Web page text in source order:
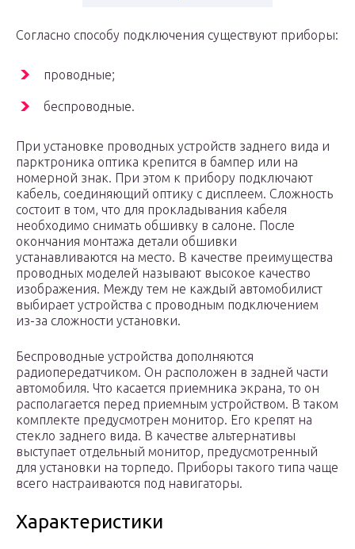
Согласно способу подключения существуют приборы:
проводные;
беспроводные.
При установке проводных устройств заднего вида и
парктроника оптика крепится в бампер или на
номерной знак. При этом к прибору подключают
кабель, соединяющий оптику с дисплеем. Сложность
состоит в том, что для прокладывания кабеля
необходимо снимать обшивку в салоне. После
окончания монтажа детали обшивки
устанавливаются на место. В качестве преимущества
проводных моделей называют высокое качество
изображения. Между тем не каждый автомобилист
выбирает устройства с проводным подключением
из-за сложности установки.
Беспроводные устройства дополняются
радиопередатчиком. Он расположен в задней части
автомобиля. Что касается приемника экрана, то он
располагается перед приемным устройством. В таком
комплекте предусмотрен монитор. Его крепят на
стекло заднего вида. В качестве альтернативы
выступает отдельный монитор, предусмотренный
для установки на торпедо. Приборы такого типа чаще
всего настраиваются под навигаторы.
Характеристики